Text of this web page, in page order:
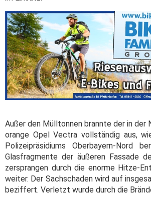
Außer den Mülltonnen brannte der in der
orange Opel Vectra vollständig aus,
Polizeipräsidiums Oberbayern-Nord
Glasfragmente der äußeren Fassade
zersprangen durch die enorme Hitze-
weiter. Der Sachschaden wird auf
beziffert. Verletzt wurde durch die